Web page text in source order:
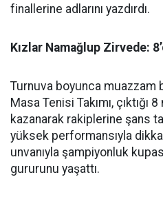
finallerine adlarını yazdırdı.
Kızlar Namağlup Zirvede:
Turnuva boyunca muazzam
Masa Tenisi Takımı, çıktığı 8
kazanarak rakiplerine şans
yüksek performansıyla
unvanıyla şampiyonluk
gururunu yaşattı.